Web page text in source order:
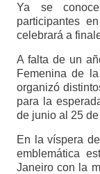
Ya se
participantes
celebrará a
A falta de un
Femenina de
organizó
para la
de junio al 25
En la víspera
emblemática
Janeiro con la